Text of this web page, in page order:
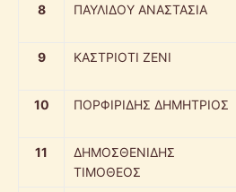
8 ΠΑΥΛΙΔΟΥ ΑΝΑΣΤΑΣΙΑ
9 ΚΑΣΤΡΙΟΤΙ ΖΕΝΙ
10 ΠΟΡΦΙΡΙΔΗΣ ΔΗΜΗΤΡΙΟΣ
11
ΔΗΜΟΣΘΕΝΙΔΗΣ
ΤΙΜΟΘΕΟΣ